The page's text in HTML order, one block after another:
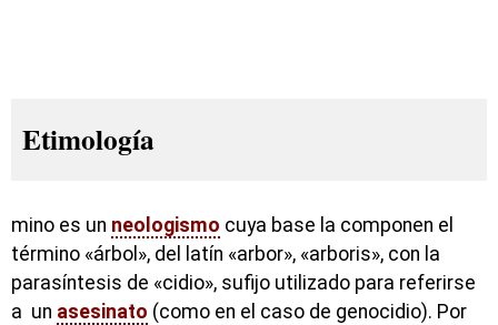
Etimología
mino es un neologismo cuya base la componen el
término «árbol», del latín «arbor», «arboris», con la
parasíntesis de «cidio», sufijo utilizado para referirse
a un asesinato (como en el caso de genocidio). Por